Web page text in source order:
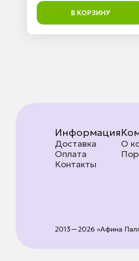
В КОРЗИНУ
Информация
Доставка
Оплата
Контакты
О
2013—2026 «Афина